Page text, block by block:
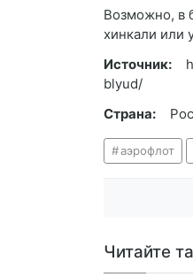
Возможно, в
хинкали или
Источник:
blyud/
Страна:
аэрофлот
Читайте